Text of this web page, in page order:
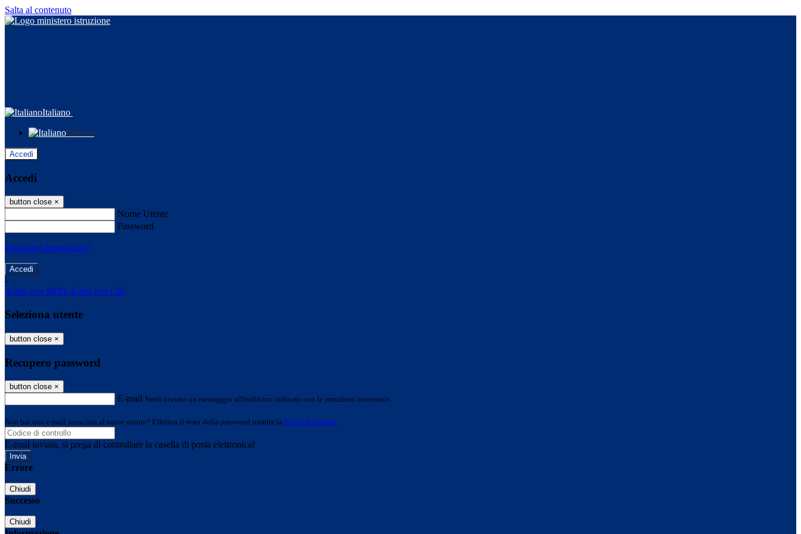
Salta al contenuto
Italiano
Italiano
Accedi
Accedi
button close ×
Nome Utente
Password
Password dimenticata?
-
Entra con SPID Entra con CIE
Seleziona utente
button close ×
Recupero password
button close ×
E-mail Verrà inviato un messaggio all'indirizzo indicato con le istruzioni necessarie.
Non hai una e-mail associata al nome utente? Effettua il reset della password tramite la Login Spaggiari
E-mail inviata, si prega di controllare la casella di posta elettronica!
Errore
Chiudi
Successo
Chiudi